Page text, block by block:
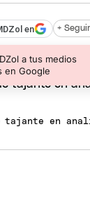
en
a tus medios
en Google
+
tajante en